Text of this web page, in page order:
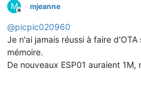
M
Offline
mjeanne
@picpic020960
Je n'ai jamais réussi à faire
mémoire.
De nouveaux ESP01 auraient